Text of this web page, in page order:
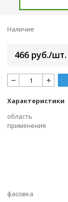
Наличие
466 руб./шт.
Характеристики
область
применения
фасовка